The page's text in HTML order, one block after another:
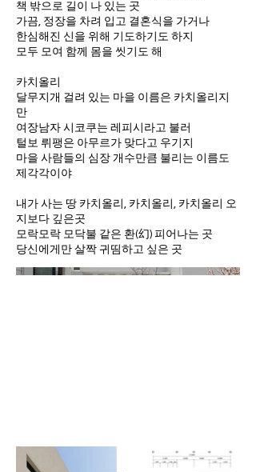
책 밖으로 길이 나 있는 곳
가끔, 정장을 차려 입고 결혼식을 가거나
한심해진 신을 위해 기도하기도 하지
모두 모여 함께 몸을 씻기도 해
카치올리
달무지개 걸려 있는 마을 이름은 카치올리지
만
여장남자 시코쿠는 레피시라고 불러
털보 뤼팽은 아무르가 맞다고 우기지
마을 사람들의 심장 개수만큼 불리는 이름도
제각각이야
내가 사는 땅 카치올리, 카치올리, 카치올리 오
지보다 깊은곳
모락모락 모닥불 같은 환(幻) 피어나는 곳
당신에게만 살짝 귀띰하고 싶은 곳